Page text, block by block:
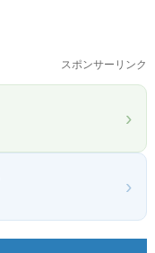
スポンサーリンク
›
›